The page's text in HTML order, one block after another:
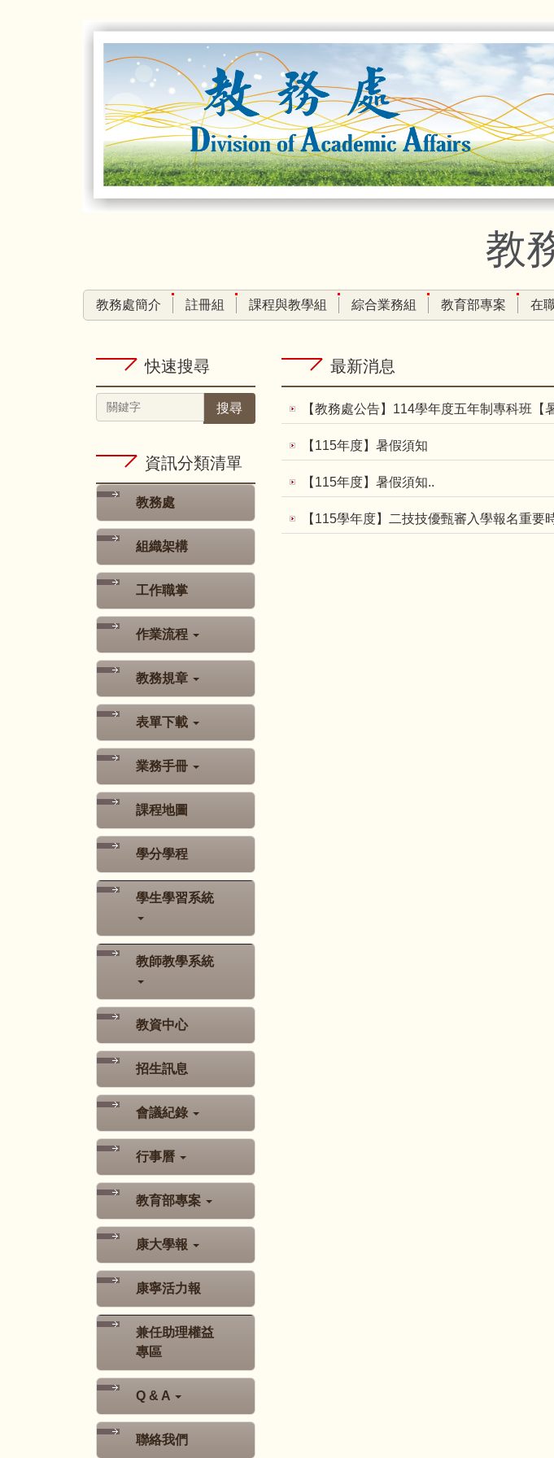
教
教務處簡介 註冊組 課程與教學組 綜合業務組 教育部專案 在
快速搜尋
搜尋
資訊分類清單
教務處
組織架構
工作職掌
作業流程
教務規章
表單下載
業務手冊
課程地圖
學分學程
學生學習系統
教師教學系統
教資中心
招生訊息
會議紀錄
行事曆
教育部專案
康大學報
康寧活力報
兼任助理權益
專區
Q & A
聯絡我們
最新消息
【教務處公告】114學年度五年制專科班【
【115年度】暑假須知
【115年度】暑假須知..
【115學年度】二技技優甄審入學報名重要